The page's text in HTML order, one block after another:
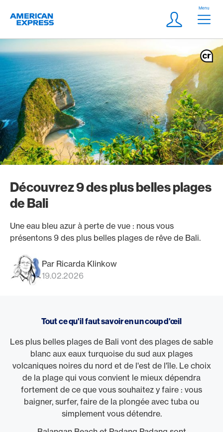
Logo
Meta
Login
Menu
Découvrez 9 des plus belles plages
de Bali
Une eau bleu azur à perte de vue : nous vous
présentons 9 des plus belles plages de rêve de Bali.
Par Ricarda Klinkow
19.02.2026
Tout ce qu'il faut savoir en un coup d'œil
Les plus belles plages de Bali vont des plages de sable
blanc aux eaux turquoise du sud aux plages
volcaniques noires du nord et de l'est de l'île. Le choix
de la plage qui vous convient le mieux dépendra
fortement de ce que vous souhaitez y faire : vous
baigner, surfer, faire de la plongée avec tuba ou
simplement vous détendre.